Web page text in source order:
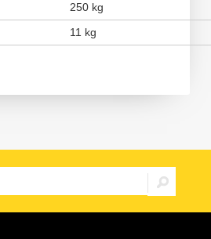
250 kg
11 kg